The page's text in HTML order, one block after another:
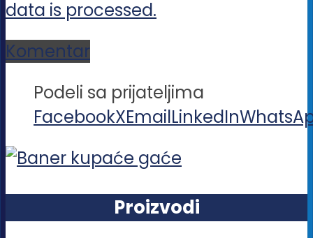
data is processed.
Komentar
Podeli sa prijateljima
FacebookXEmailLinkedIn
Proizvodi